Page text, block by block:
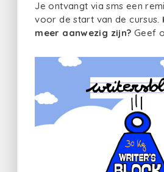
Je ontvangt via sms een
voor de start van de cursus.
meer aanwezig zijn? Geef